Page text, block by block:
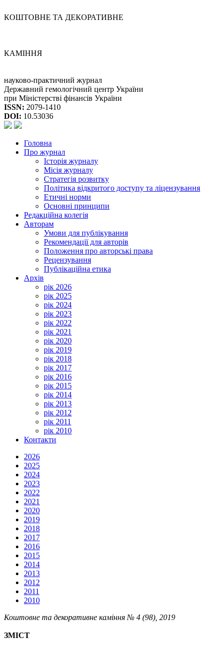
КОШТОВНЕ ТА ДЕКОРАТИВНЕ
КАМІННЯ
науково-практичний журнал
Державний гемологічний центр України
при Міністерстві фінансів України
ISSN: 2079-1410
DOI: 10.53036
Головна
Про журнал
Історія журналу
Місія журналу
Стратегія розвитку
Політика відкритого доступу та ліцензування
Етичні норми
Основні принципи
Редакційна колегія
Авторам
Умови для публікування
Рекомендації для авторів
Положення про авторські права
Рецензування
Публікаційна етика
Архів
рік 2026
рік 2025
рік 2024
рік 2023
рік 2022
рік 2021
рік 2020
рік 2019
рік 2018
рік 2017
рік 2016
рік 2015
рік 2014
рік 2013
рік 2012
рік 2011
рік 2010
Контакти
2026
2025
2024
2023
2022
2021
2020
2019
2018
2017
2016
2015
2014
2013
2012
2011
2010
Коштовне та декоративне каміння № 4 (98), 2019
ЗМІСТ